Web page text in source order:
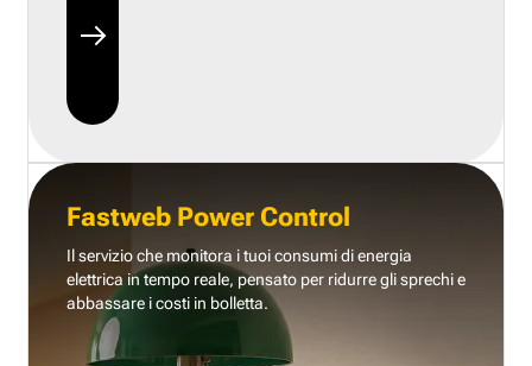
Fastweb Power Control
Il servizio che monitora i tuoi consumi di energia
elettrica in tempo reale, pensato per ridurre gli sprechi e
abbassare i costi in bolletta.